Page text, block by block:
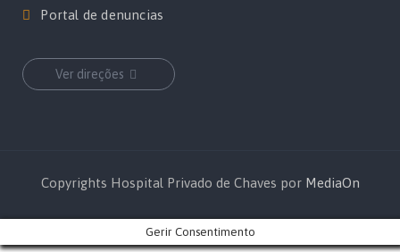
Portal de denuncias
Ver direções
Copyrights Hospital Privado de Chaves por MediaOn
Gerir Consentimento